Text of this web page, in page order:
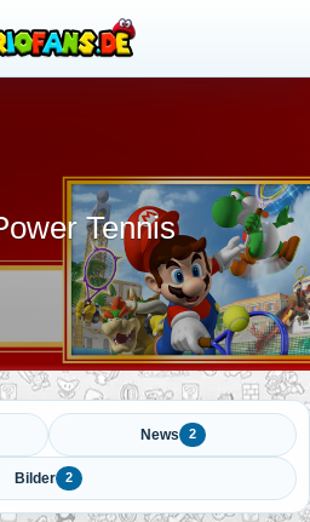
Tennis
News 2
Bilder 2